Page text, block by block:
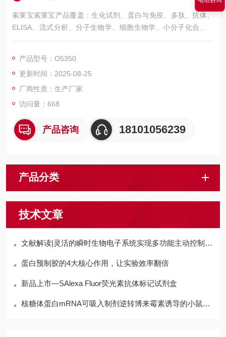
索莱宝索莱宝产品覆盖：生化试剂、蛋白与免疫、多肽、抗体、
ELISA、流式分析、分子生物学、细胞生物学、小分子化合物、
生化试剂盒、染色试剂、分析标准品、微生物培养、层析介质、
培养水凝胶试剂盒
产品型号：O5350
更新时间：2025-08-25
厂商性质：生产厂家
访问量：668
产品咨询 18101056239
产品分类
技术文章
文献解读|灵活的瞬时生物电子系统实现多功能主动控制药物输送
蛋白预制胶的4大核心作用，让实验效率翻倍
新品上市—SAlexa Fluor荧光素抗体标记试剂盒
核糖体蛋白mRNA可吸入制剂逆转博来霉素诱导的小鼠模型肺纤维化